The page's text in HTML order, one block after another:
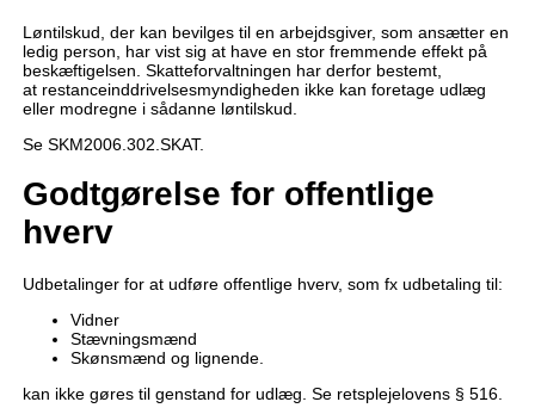
Løntilskud, der kan bevilges til en arbejdsgiver, som ansætter en
ledig person, har vist sig at have en stor fremmende effekt på
beskæftigelsen. Skatteforvaltningen har derfor bestemt,
at restanceinddrivelsesmyndigheden ikke kan foretage udlæg
eller modregne i sådanne løntilskud.
Se SKM2006.302.SKAT.
Godtgørelse for offentlige
hverv
Udbetalinger for at udføre offentlige hverv, som fx udbetaling til:
Vidner
Stævningsmænd
Skønsmænd og lignende.
kan ikke gøres til genstand for udlæg. Se retsplejelovens § 516.